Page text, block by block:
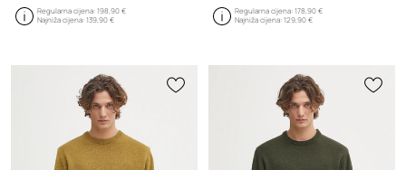
Regularna cijena:198,90 €
Najniža cijena:139,90 €
Regularna cijena:178,90 €
Najniža cijena:129,90 €